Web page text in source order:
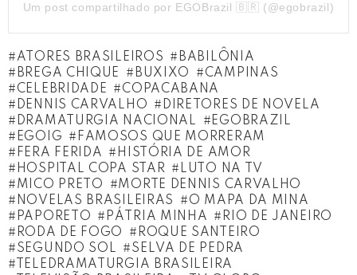
Um post compartilhado por EGOBrazil 🇧🇷 (@egobrazil)
ATORES BRASILEIROS
BABILÔNIA
BREGA CHIQUE
BUXIXO
CAMPINAS
CELEBRIDADE
COPACABANA
DENNIS CARVALHO
DIRETORES DE NOVELA
DRAMATURGIA NACIONAL
EGOBRAZIL
EGOIG
FAMOSOS QUE MORRERAM
FERA FERIDA
HISTÓRIA DE AMOR
HOSPITAL COPA STAR
LUTO NA TV
MICO PRETO
MORTE DENNIS CARVALHO
NOVELAS BRASILEIRAS
O MAPA DA MINA
PAPORETO
PÁTRIA MINHA
RIO DE JANEIRO
RODA DE FOGO
ROQUE SANTEIRO
SEGUNDO SOL
SELVA DE PEDRA
TELEDRAMATURGIA BRASILEIRA